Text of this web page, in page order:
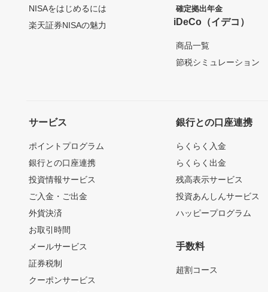
NISAをはじめるには
楽天証券NISAの魅力
確定拠出年金
iDeCo（イデコ）
商品一覧
節税シミュレーション
サービス
ポイントプログラム
銀行との口座連携
投資情報サービス
ご入金・ご出金
外貨決済
お取引時間
メールサービス
証券税制
クーポンサービス
銀行との口座連携
らくらく入金
らくらく出金
残高表示サービス
投資あんしんサービス
ハッピープログラム
手数料
超割コース